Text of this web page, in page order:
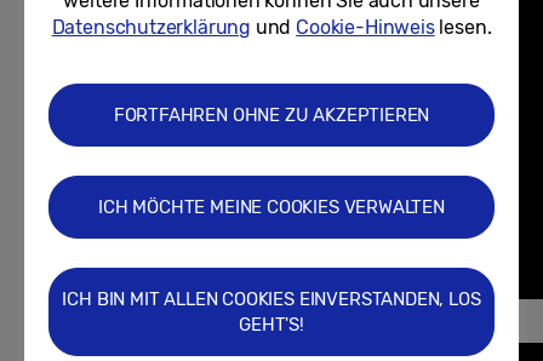
Datenschutzerklärung und Cookie-Hinweislesen.
FORTFAHREN OHNE ZU AKZEPTIEREN
ICH MÖCHTE MEINE COOKIES VERWALTEN
ICH BIN MIT ALLEN COOKIES EINVERSTANDEN, LOS
GEHT'S!